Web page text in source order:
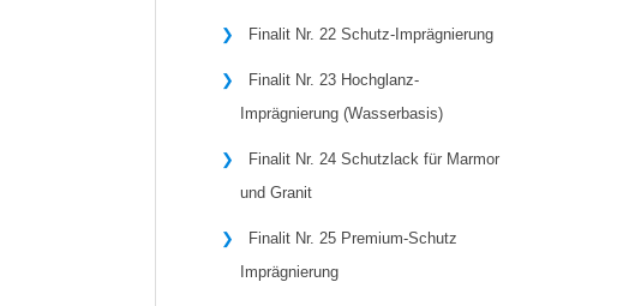
Finalit Nr. 22 Schutz-Imprägnierung
Finalit Nr. 23 Hochglanz-
Imprägnierung (Wasserbasis)
Finalit Nr. 24 Schutzlack für Marmor
und Granit
Finalit Nr. 25 Premium-Schutz
Imprägnierung